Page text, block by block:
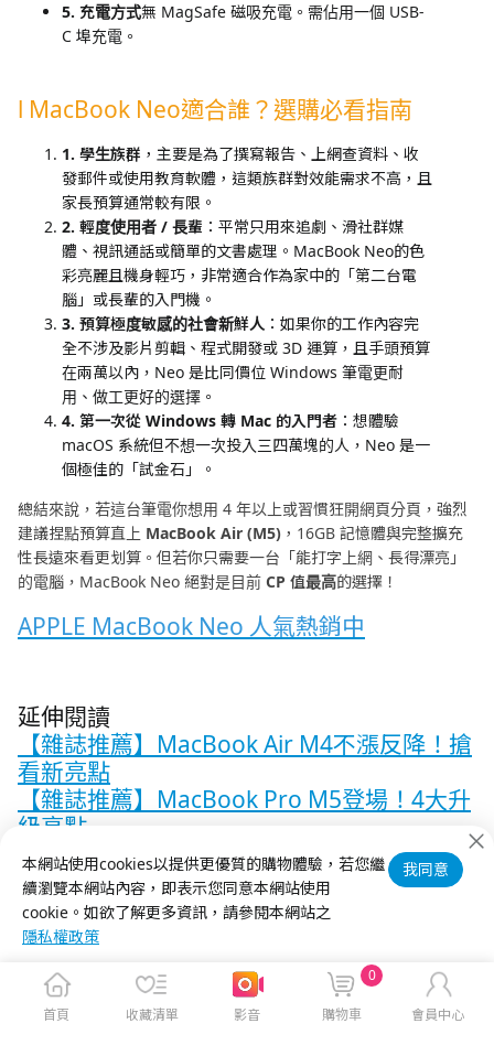
5. 充電方式無 MagSafe 磁吸充電。需佔用一個 USB-
C 埠充電。
l MacBook Neo適合誰？選購必看指南
1. 學生族群 ，主要是為了撰寫報告、上網查資料、收
發郵件或使用教育軟體，這類族群對效能需求不高，且
家長預算通常較有限。
2. 輕度使用者 / 長輩 ：平常只用來追劇、滑社群媒
體、視訊通話或簡單的文書處理。MacBook Neo的色
彩亮麗且機身輕巧，非常適合作為家中的「第二台電
腦」或長輩的入門機。
3. 預算極度敏感的社會新鮮人 ：如果你的工作內容完
全不涉及影片剪輯、程式開發或 3D 運算，且手頭預算
在兩萬以內，Neo 是比同價位 Windows 筆電更耐
用、做工更好的選擇。
4. 第一次從 Windows 轉 Mac 的入門者 ：想體驗
macOS 系統但不想一次投入三四萬塊的人，Neo 是一
個極佳的「試金石」。
總結來說，若這台筆電你想用 4 年以上或習慣狂開網頁分頁，強烈
建議捏點預算直上 MacBook Air (M5) ，16GB 記憶體與完整擴充
性長遠來看更划算。但若你只需要一台「能打字上網、長得漂亮」
的電腦，MacBook Neo 絕對是目前 CP 值最高的選擇！
APPLE MacBook Neo 人氣熱銷中
延伸閱讀
【雜誌推薦】MacBook Air M4不漲反降！搶
看新亮點
【雜誌推薦】MacBook Pro M5登場！4大升
級亮點
【雜誌推薦】MacBook Pro：M4、M4
Pro、M4 Max怎麼選？
本網站使用cookies以提供更優質的購物體驗，若您繼
續瀏覽本網站內容，即表示您同意本網站使用
cookie。如欲了解更多資訊，請參閱本網站之
隱私權政策
我同意
首頁 收藏清單 影音 購物車
0
會員中心